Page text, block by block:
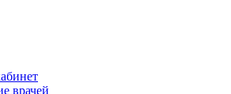
врачей